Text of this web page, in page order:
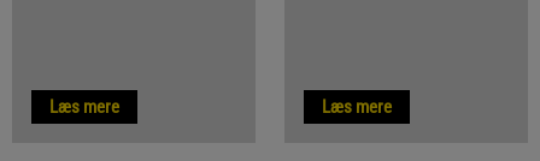
Læs mere Læs mere